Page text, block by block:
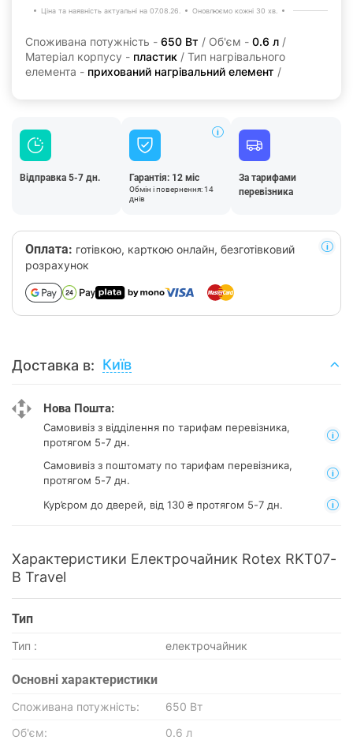
Ціна та наявність актуальні на 07.08.26. Оновлюємо кожні 30 хв.
Споживана потужність - 650 Вт / Об'єм - 0.6 л /
Матеріал корпусу - пластик / Тип нагрівального
елемента - прихований нагрівальний елемент /
Відправка 5-7 дн. Гарантія: 12 міс
Обмін і повернення: 14
днів
За тарифами
перевізника
Оплата: готівкою, карткою онлайн, безготівковий
розрахунок
Доставка в: Київ
Нова Пошта:
Самовивіз з відділення по тарифам перевізника,
протягом 5-7 дн.
Самовивіз з поштомату по тарифам перевізника,
протягом 5-7 дн.
Кур’єром до дверей, від 130 ₴ протягом 5-7 дн.
Характеристики Електрочайник Rotex RKT07-
B Travel
Тип
Тип : електрочайник
Основнi характеристики
Споживана потужність:
650 Вт
Об'єм:
0.6 л